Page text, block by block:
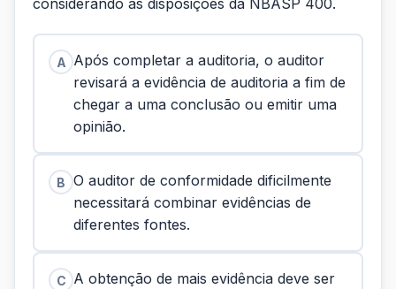
considerando as disposições da NBASP 400.
A Após completar a auditoria, o auditor
revisará a evidência de auditoria a fim de
chegar a uma conclusão ou emitir uma
opinião.
B O auditor de conformidade dificilmente
necessitará combinar evidências de
diferentes fontes.
C A obtenção de mais evidência deve ser